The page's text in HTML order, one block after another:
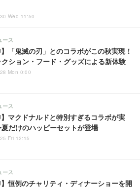
Wed 11:50
】「鬼滅の刃」とのコラボがこの秋実現！
クション・フード・グッズによる新体験
ース
Mon 0:00
】マクドナルドと特別すぎるコラボが実
だけのハッピーセットが登場
ース
Fri 12:15
】恒例のチャリティ・ディナーショーを開
ース